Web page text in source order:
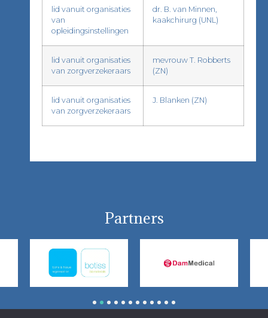
lid vanuit organisaties
van
opleidingsinstellingen
dr. B. van Minnen,
kaakchirurg (UNL)
lid vanuit organisaties
van zorgverzekeraars
mevrouw T. Robberts
(ZN)
lid vanuit organisaties
van zorgverzekeraars
J. Blanken (ZN)
Partners
5 6 7 8 9 1011 12